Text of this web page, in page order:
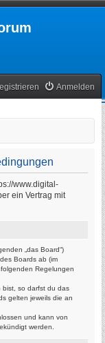
Anmelden
www.digital-
ein Vertrag mit
„das Board“)
Boards ab (im
Regelungen
bist, so darfst du das
gelten jeweils die an
und kann von
werden.